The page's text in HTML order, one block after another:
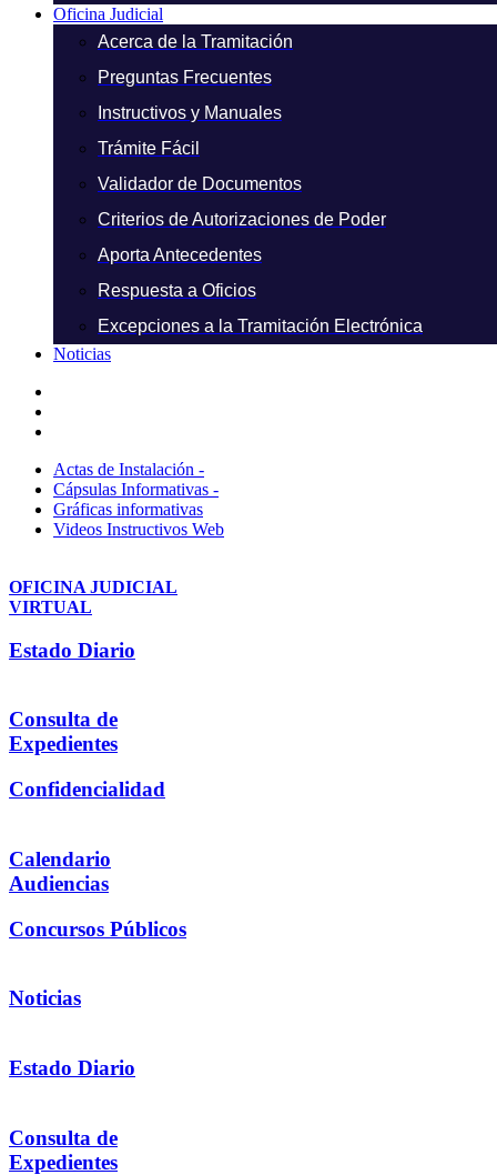
Oficina Judicial
Acerca de la Tramitación
Preguntas Frecuentes
Instructivos y Manuales
Trámite Fácil
Validador de Documentos
Criterios de Autorizaciones de Poder
Aporta Antecedentes
Respuesta a Oficios
Excepciones a la Tramitación Electrónica
Noticias
Actas de Instalación -
Cápsulas Informativas -
Gráficas informativas
Videos Instructivos Web
OFICINA JUDICIAL
VIRTUAL
Estado Diario
Consulta de
Expedientes
Confidencialidad
Calendario
Audiencias
Concursos Públicos
Noticias
Estado Diario
Consulta de
Expedientes